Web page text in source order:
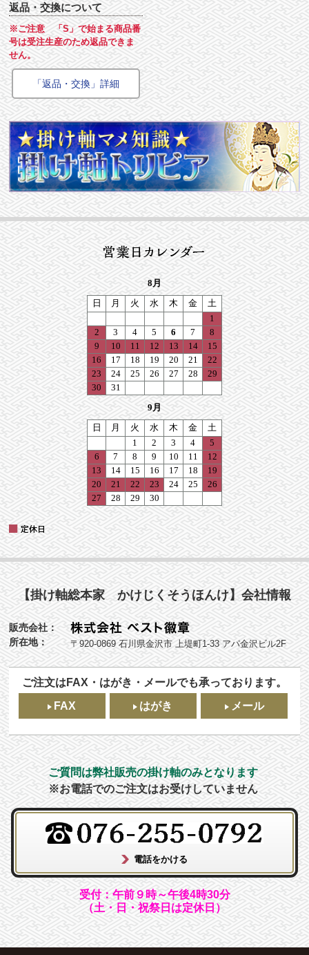
返品・交換について
※ご注意 「S」で始まる商品番
号は受注生産のため返品できま
せん。
「返品・交換」詳細
【掛け軸総本家 かけじくそうほんけ】会社情報
販売会社：
所在地：
〒920-0869 石川県金沢市 上堤町1-33 アパ金沢ビル2F
ご注文はFAX・はがき・メールでも承っております。
FAX
はがき メール
ご質問は弊社販売の掛け軸のみとなります
※お電話でのご注文はお受けしていません
受付：午前９時～午後4時30分
（土・日・祝祭日は定休日）